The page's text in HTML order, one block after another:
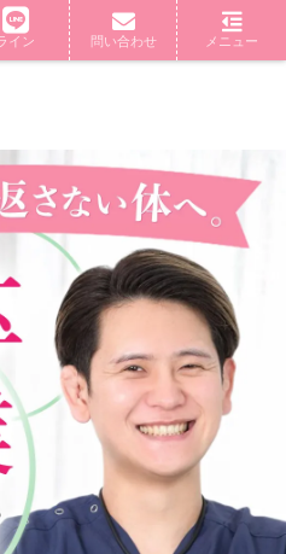
イン 問い合わせ メニュー